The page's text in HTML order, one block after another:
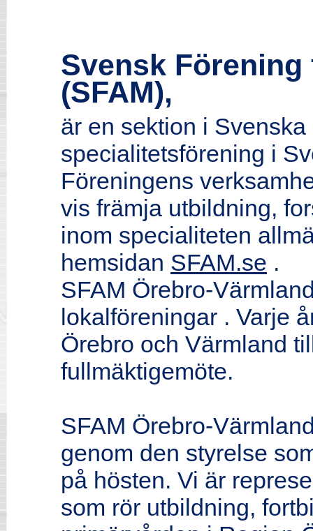
Svensk
(SFAM),
är en sektion i
specialitetsförening i
Föreningens
vis främja utbildning,
inom specialiteten
hemsidan SFAM.se .
SFAM Örebro-
lokalföreningar . Varje
Örebro och Värmland
fullmäktigemöte.
SFAM Örebro-
genom den styrelse
på hösten. Vi är
som rör utbildning,